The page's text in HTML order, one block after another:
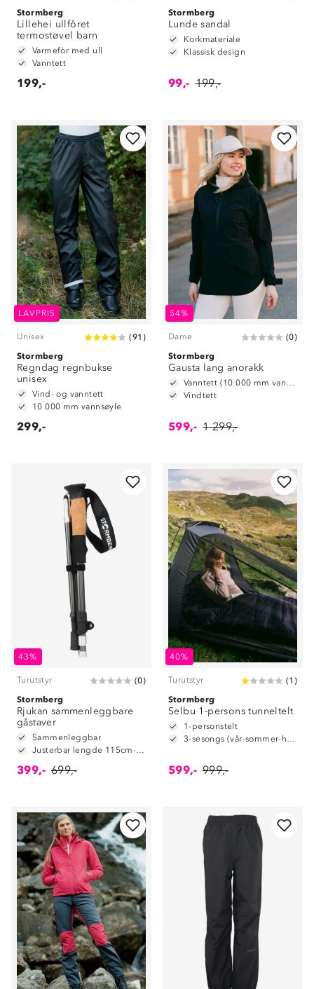
Stormberg
Lillehei ullfôret
termostøvel barn
Varmefòr med ull
Vanntett
199,-
Stormberg
Lunde sandal
Korkmateriale
Klassisk design
99,- 199,-
LAVPRIS
Unisex (91 )
Stormberg
Regndag regnbukse
unisex
Vind- og vanntett
10 000 mm vannsøyle
299,-
54%
Dame (0)
Stormberg
Gausta lang anorakk
Vanntett (10 000 mm vannsøyle)
Vindtett
599,- 1 299,-
43%
Turutstyr (0)
Stormberg
Rjukan sammenleggbare
gåstaver
Sammenleggbar
Justerbar lengde 115cm-135cm
399,- 699,-
40%
Turutstyr (1 )
Stormberg
Selbu 1-persons tunneltelt
1-personstelt
3-sesongs (vår-sommer-høst)
599,- 999,-